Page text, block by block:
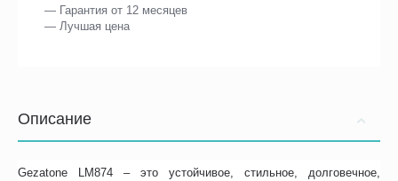
— Гарантия от 12 месяцев
— Лучшая цена
Описание
Gezatone LM874 – это устойчивое, стильное, долговечное,